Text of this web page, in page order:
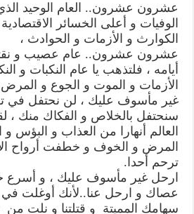
عشرون عشرون.. العام الوحيد
الوفيات و أعلى الخسائر
الكوارث و الأزمات و الحوادث ،
عشرون عشرون.. عام عصيب و
أيامه ، فلتذهب يا عام النكبات و
الأزمات و الموت و الجوع و
غير مأسوف عليك ، لن نحتفل في
سنحتفل بالخلاص و الفكاك منك
العالم أنهارا من العذاب و البؤس و
المرض و الخوف و خطفت أرواح
ترحم أحدا.
ارحل غير مأسوف عليك ، و
عصاك و ارحل عنا..لأنك أوغلت في
سهامك المميتة و قتلتنا و نلت